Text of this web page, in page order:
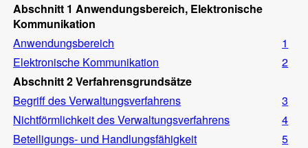
Abschnitt 1 Anwendungsbereich, Elektronische
Kommunikation
Anwendungsbereich
1
Elektronische Kommunikation
2
Abschnitt 2 Verfahrensgrundsätze
Begriff des Verwaltungsverfahrens
3
Nichtförmlichkeit des Verwaltungsverfahrens
4
Beteiligungs- und Handlungsfähigkeit
5